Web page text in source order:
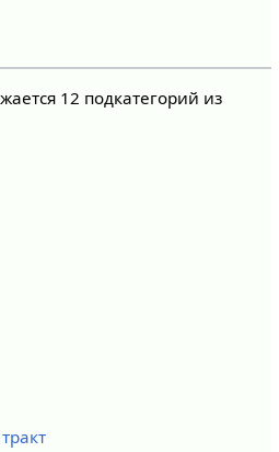
12 подкатегорий из